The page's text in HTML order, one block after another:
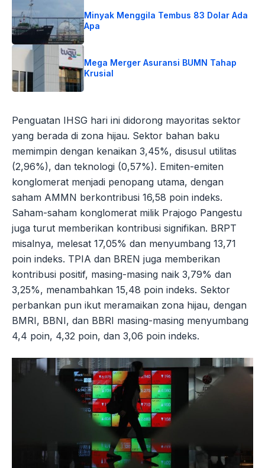
Minyak Menggila Tembus 83 Dolar Ada
Apa
Mega Merger Asuransi BUMN Tahap
Krusial
Penguatan IHSG hari ini didorong mayoritas sektor
yang berada di zona hijau. Sektor bahan baku
memimpin dengan kenaikan 3,45%, disusul utilitas
(2,96%), dan teknologi (0,57%). Emiten-emiten
konglomerat menjadi penopang utama, dengan
saham AMMN berkontribusi 16,58 poin indeks.
Saham-saham konglomerat milik Prajogo Pangestu
juga turut memberikan kontribusi signifikan. BRPT
misalnya, melesat 17,05% dan menyumbang 13,71
poin indeks. TPIA dan BREN juga memberikan
kontribusi positif, masing-masing naik 3,79% dan
3,25%, menambahkan 15,48 poin indeks. Sektor
perbankan pun ikut meramaikan zona hijau, dengan
BMRI, BBNI, dan BBRI masing-masing menyumbang
4,4 poin, 4,32 poin, dan 3,06 poin indeks.